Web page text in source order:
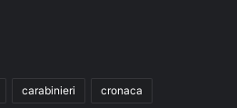
carabinieri cronaca